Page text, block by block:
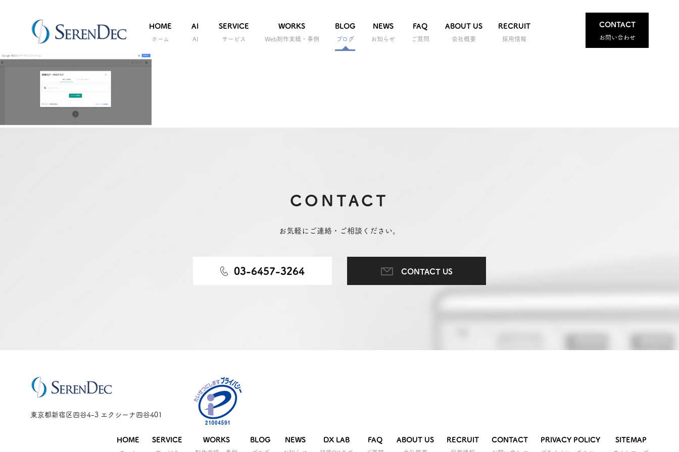
HOME
ホーム
AI
AI
SERVICE
サービス
WORKS
Web制作実績・事例
BLOG
ブログ
NEWS
お知らせ
FAQ
ご質問
ABOUT US
会社概要
RECRUIT
採用情報
CONTACT
お問い合わせ
CONTACT
お気軽にご連絡・ご相談ください。
03-6457-3264 CONTACT US
東京都新宿区四谷4-3 エクシーナ四谷401
HOME SERVICE WORKS BLOG NEWS DX LAB FAQ ABOUT US RECRUIT CONTACT PRIVACY POLICY SITEMAP